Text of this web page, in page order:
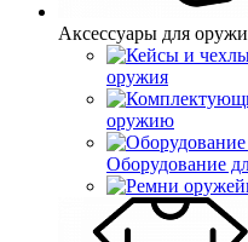
Аксессуары для
оружия
оружию
Оборудование